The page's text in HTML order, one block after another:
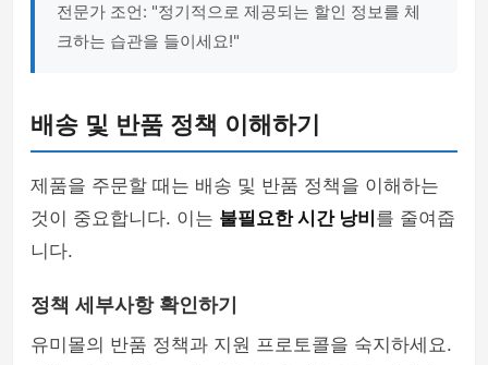
전문가 조언: "정기적으로 제공되는 할인 정보를 체
크하는 습관을 들이세요!"
배송 및 반품 정책 이해하기
제품을 주문할 때는 배송 및 반품 정책을 이해하는
것이 중요합니다. 이는 불필요한 시간 낭비 를 줄여줍
니다.
정책 세부사항 확인하기
유미몰의 반품 정책과 지원 프로토콜을 숙지하세요.